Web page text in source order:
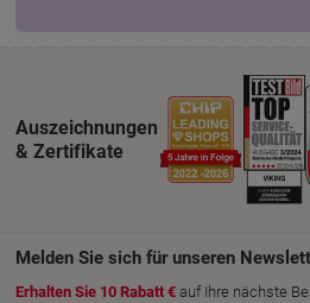
Auszeichnungen
& Zertifikate